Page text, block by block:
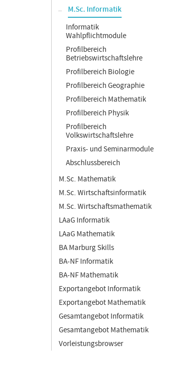
M.Sc. Informatik
Informatik
Wahlpflichtmodule
Profilbereich
Betriebswirtschaftslehre
Profilbereich Biologie
Profilbereich Geographie
Profilbereich Mathematik
Profilbereich Physik
Profilbereich
Volkswirtschaftslehre
Praxis- und Seminarmodule
Abschlussbereich
M.Sc. Mathematik
M.Sc. Wirtschaftsinformatik
M.Sc. Wirtschaftsmathematik
LAaG Informatik
LAaG Mathematik
BA Marburg Skills
BA-NF Informatik
BA-NF Mathematik
Exportangebot Informatik
Exportangebot Mathematik
Gesamtangebot Informatik
Gesamtangebot Mathematik
Vorleistungsbrowser